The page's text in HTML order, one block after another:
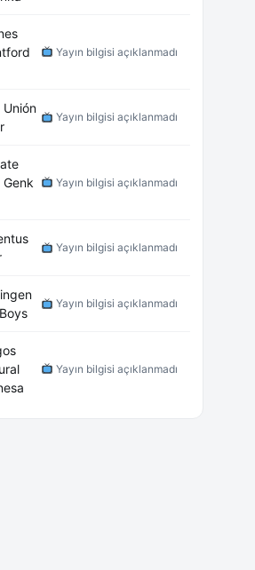
Yayın bilgisi açıklanmadı
Unión
Yayın bilgisi açıklanmadı
Genk
Yayın bilgisi açıklanmadı
Yayın bilgisi açıklanmadı
Yayın bilgisi açıklanmadı
Yayın bilgisi açıklanmadı